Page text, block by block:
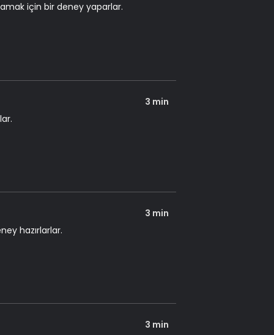
için bir deney yaparlar.
3 min
3 min
hazırlarlar.
3 min